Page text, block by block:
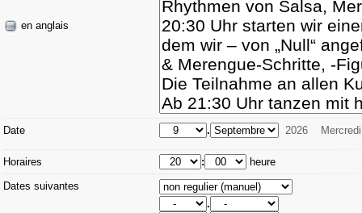
en anglais
Date . 2026 Mercredi
Horaires :
heure
Dates suivantes
.